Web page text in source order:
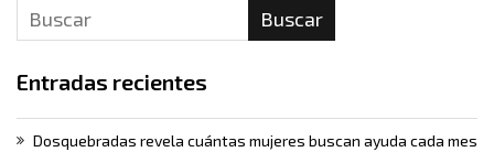
Buscar
Entradas recientes
Dosquebradas revela cuántas mujeres buscan ayuda cada mes